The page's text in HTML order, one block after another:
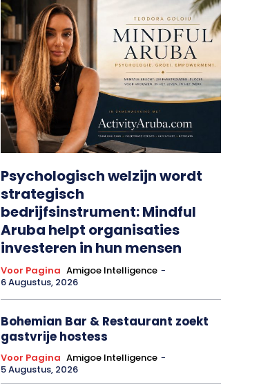
Psychologisch welzijn wordt
strategisch
bedrijfsinstrument: Mindful
Aruba helpt organisaties
investeren in hun mensen
Voor Pagina Amigoe Intelligence -
6 Augustus, 2026
Bohemian Bar & Restaurant zoekt
gastvrije hostess
Voor Pagina Amigoe Intelligence -
5 Augustus, 2026